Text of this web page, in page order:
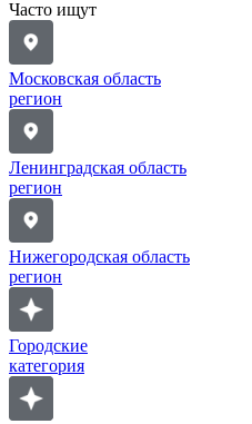
Часто ищут
Московская область
регион
Ленинградская область
регион
Нижегородская область
регион
Городские
категория